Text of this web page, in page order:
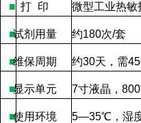
■ 打 印 微型工业热敏
■试剂用量 约180次/套
■维保周期 约30天，需45
■显示单元 7寸液晶，
■使用环境 5—35℃，湿